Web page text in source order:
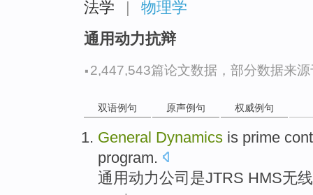
法学 |
物理学
通用动力抗辩
·2,447,543篇论文数据，部分数据来
双语例句 原声例句 权威例句
General Dynamics is prime
program.
通用动力公司 是JTRS HMS无